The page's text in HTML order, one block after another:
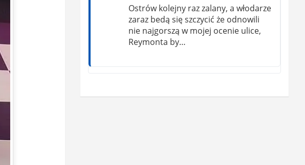
Ostrów kolejny raz zalany, a włodarze
zaraz bedą się szczycić że odnowili
nie najgorszą w mojej ocenie ulice,
Reymonta by…